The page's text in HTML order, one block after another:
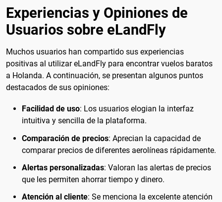
Experiencias y Opiniones de
Usuarios sobre eLandFly
Muchos usuarios han compartido sus experiencias
positivas al utilizar eLandFly para encontrar vuelos baratos
a Holanda. A continuación, se presentan algunos puntos
destacados de sus opiniones:
Facilidad de uso: Los usuarios elogian la interfaz
intuitiva y sencilla de la plataforma.
Comparación de precios: Aprecian la capacidad de
comparar precios de diferentes aerolíneas rápidamente.
Alertas personalizadas: Valoran las alertas de precios
que les permiten ahorrar tiempo y dinero.
Atención al cliente: Se menciona la excelente atención